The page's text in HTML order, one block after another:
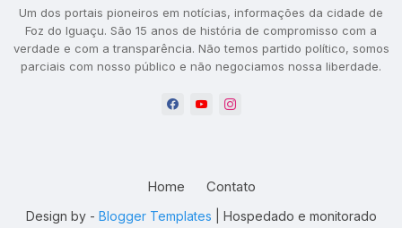
Um dos portais pioneiros em notícias, informações da cidade de
Foz do Iguaçu. São 15 anos de história de compromisso com a
verdade e com a transparência. Não temos partido político, somos
parciais com nosso público e não negociamos nossa liberdade.
Design by - Blogger Templates | Hospedado e monitorado
Home Contato